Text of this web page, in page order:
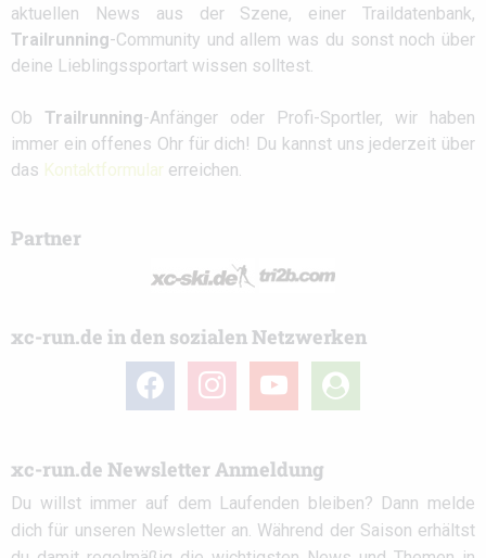
aktuellen News aus der Szene, einer Traildatenbank,
Trailrunning-Community und allem was du sonst noch über
deine Lieblingssportart wissen solltest.
Ob Trailrunning-Anfänger oder Profi-Sportler, wir haben
immer ein offenes Ohr für dich! Du kannst uns jederzeit über
das Kontaktformular erreichen.
Partner
xc-run.de in den sozialen Netzwerken
facebook instagramyoutube
user-
circle
xc-run.de Newsletter Anmeldung
Du willst immer auf dem Laufenden bleiben? Dann melde
dich für unseren Newsletter an. Während der Saison erhältst